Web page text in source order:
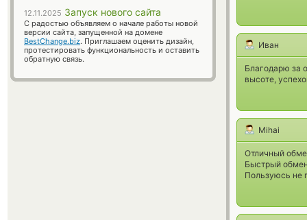
Иван
Благодарю за
высоте,
Mihai
Отличный
Быстрый
Пользуюсь не
12.11.2025 Запуск нового сайта
С радостью объявляем о начале работы новой
версии сайта, запущенной на домене
BestChange.biz. Приглашаем оценить дизайн,
протестировать функциональность и оставить
обратную связь.